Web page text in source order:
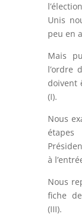
Unis
peu en
Mais
l’ordre
doivent
(I).
Nous
à
Nous
fiche
(III).